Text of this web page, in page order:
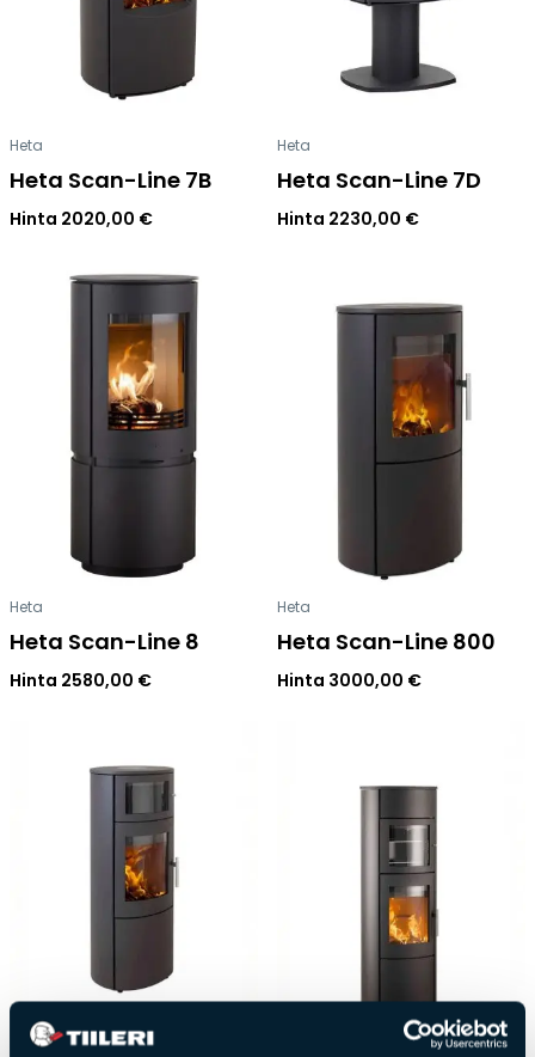
Tulisijatarvikkeet
Kamiinat ja kevyet tulisijat
Laastit
Kiukaat ja kiuaskivet
Käyttöehdot
Peruuta verkkokauppatilauksesi
Yhteystiedot
Heta
Heta Scan-Line 7B
Hinta 2020,00 €
Heta
Heta Scan-Line 7D
Hinta 2230,00 €
Heta
Heta Scan-Line 8
Hinta 2580,00 €
Heta
Heta Scan-Line 800
Hinta 3000,00 €